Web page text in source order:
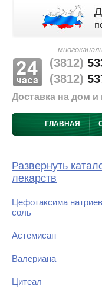
(3812)
(3812)
Доставка на дом
ГЛАВНАЯ
Развернуть
лекарств
Цефотаксима
соль
Астемисан
Валериана
Цитеал